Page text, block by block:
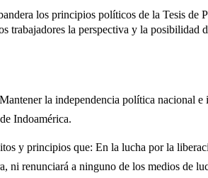
los principios políticos de la Tesis de
trabajadores la perspectiva y la posibilidad
la independencia política nacional
Indoamérica.
y principios que: En la lucha por la
ni renunciará a ninguno de los medios de